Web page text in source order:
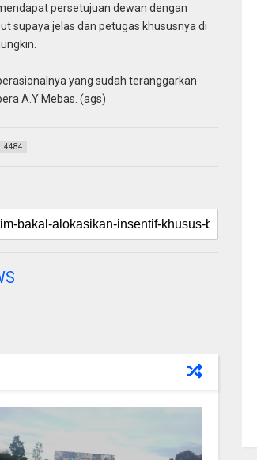
persetujuan dewan dengan
supaya jelas dan petugas khususnya di
yang sudah teranggarkan
A.Y Mebas. (ags)
4484